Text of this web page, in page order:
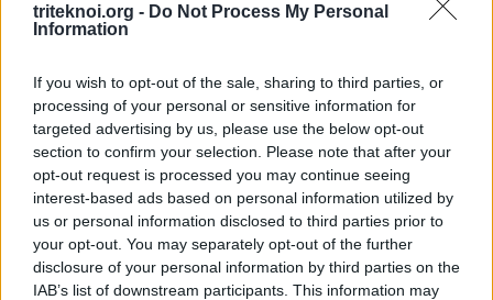
triteknoi.org - Do Not Process My Personal
Information
If you wish to opt-out of the sale, sharing to third parties, or
processing of your personal or sensitive information for
targeted advertising by us, please use the below opt-out
section to confirm your selection. Please note that after your
opt-out request is processed you may continue seeing
interest-based ads based on personal information utilized by
us or personal information disclosed to third parties prior to
your opt-out. You may separately opt-out of the further
disclosure of your personal information by third parties on the
IAB’s list of downstream participants. This information may
Καλωσορίσατε στην ιστοσελίδα της παγκύπριας
οργάνωσης πενταμενούς οικογένειας (Π.Ο.Π.Ο.). Η
ηγεσία της Οργάνωσης και οι Επαρχιακές Επιτροπές
είναι στην διάθεση σας για οποιαδήποτε ενημέρωση
ή βοήθεια χρειαστεί να σας παράσχουν. Μπορείτε να
επικοινωνείτε με τα επαρχιακά γραφεία όπου το
προσωπικό είναι πρόθυμο να σας εξυπηρετήσει.